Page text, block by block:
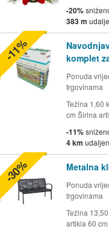
-20%
383 m
komplet
Ponuda
trgovinama
Težina 1,60
cm Širina
-11%
4 km
-11%
Metalna
Ponuda
trgovinama
Težina
artikla 60
-30%